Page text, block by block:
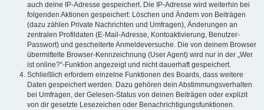
auch deine IP-Adresse gespeichert. Die IP-Adresse wird weiterhin bei
folgenden Aktionen gespeichert: Löschen und Ändern von Beiträgen
(dazu zählen Private Nachrichten und Umfragen), Änderungen an
zentralen Profildaten (E-Mail-Adresse, Kontoaktivierung, Benutzer-
Passwort) und gescheiterte Anmeldeversuche. Die von deinem Browser
übermittelte Browser-Kennzeichnung (User Agent) wird nur in der „Wer
ist online?“-Funktion angezeigt und nicht dauerhaft gespeichert.
Schließlich erfordern einzelne Funktionen des Boards, dass weitere
Daten gespeichert werden. Dazu gehören dein Abstimmungsverhalten
bei Umfragen, der Gelesen-Status von deinen Beiträgen oder explizit
von dir gesetzte Lesezeichen oder Benachrichtigungsfunktionen.